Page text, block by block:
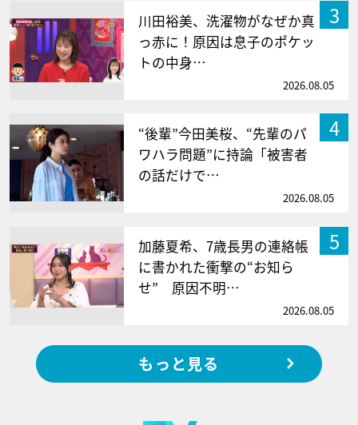
3
川田裕美、洗濯物がなぜか真
っ赤に！原因は息子のポケッ
トの中身…
2026.08.05
4
“後輩”今田美桜、“先輩のパ
ワハラ問題”に持論「被害者
の話だけで…
2026.08.05
5
加藤夏希、7歳長男の連絡帳
に書かれた衝撃の“お知ら
せ” 原因不明…
2026.08.05
もっと見る